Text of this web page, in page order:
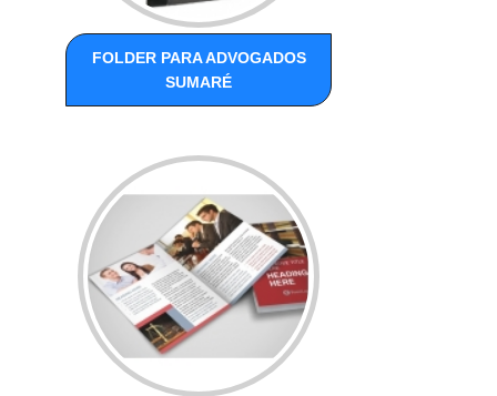
FOLDER PARA ADVOGADOS
SUMARÉ